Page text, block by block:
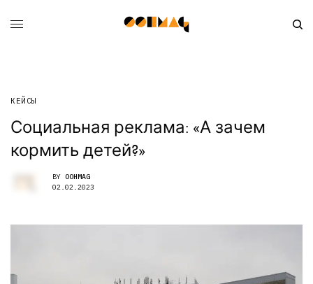
КЕЙСЫ
Социальная реклама: «А зачем
кормить детей?»
BY OOHMAG
02.02.2023